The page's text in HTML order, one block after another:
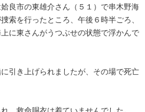
良市の東雄介さん（５１）で串木野海
索を行ったところ、午後６時半ごろ、
に東さんがうつぶせの状態で浮かんで
引き上げられましたが、その場で死亡